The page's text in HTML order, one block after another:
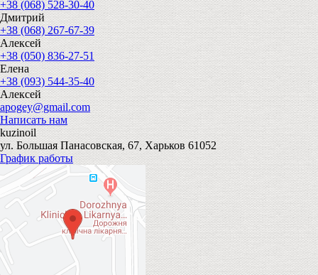
+38 (068) 528-30-40
Дмитрий
+38 (068) 267-67-39
Алексей
+38 (050) 836-27-51
Елена
+38 (093) 544-35-40
Алексей
apogey@gmail.com
Написать нам
kuzinoil
ул. Большая Панасовская, 67, Харьков 61052
График работы